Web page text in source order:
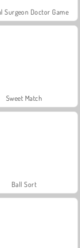
Surgeon Doctor Game
Sweet Match
Ball Sort